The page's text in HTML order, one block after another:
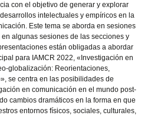
con el objetivo de generar y explorar
intelectuales y empíricos en la
Este tema se aborda en sesiones
algunas sesiones de las secciones y
están obligadas a abordar
para IAMCR 2022, «Investigación en
globalización: Reorientaciones,
se centra en las posibilidades de
en comunicación en el mundo post-
cambios dramáticos en la forma en que
entornos físicos, sociales, culturales,